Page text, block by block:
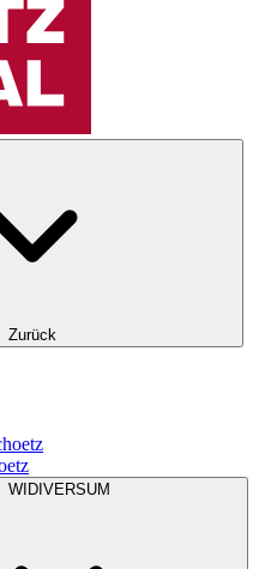
Zurück
WIDIVERSUM